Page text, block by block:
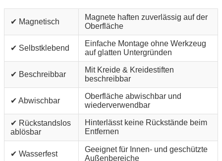
✔ Magnetisch
Magnete haften zuverlässig auf der
Oberfläche
✔ Selbstklebend
Einfache Montage ohne Werkzeug
auf glatten Untergründen
✔ Beschreibbar
Mit Kreide & Kreidestiften
beschreibbar
✔ Abwischbar
Oberfläche abwischbar und
wiederverwendbar
✔ Rückstandslos
ablösbar
Hinterlässt keine Rückstände beim
Entfernen
✔ Wasserfest
Geeignet für Innen- und geschützte
Außenbereiche